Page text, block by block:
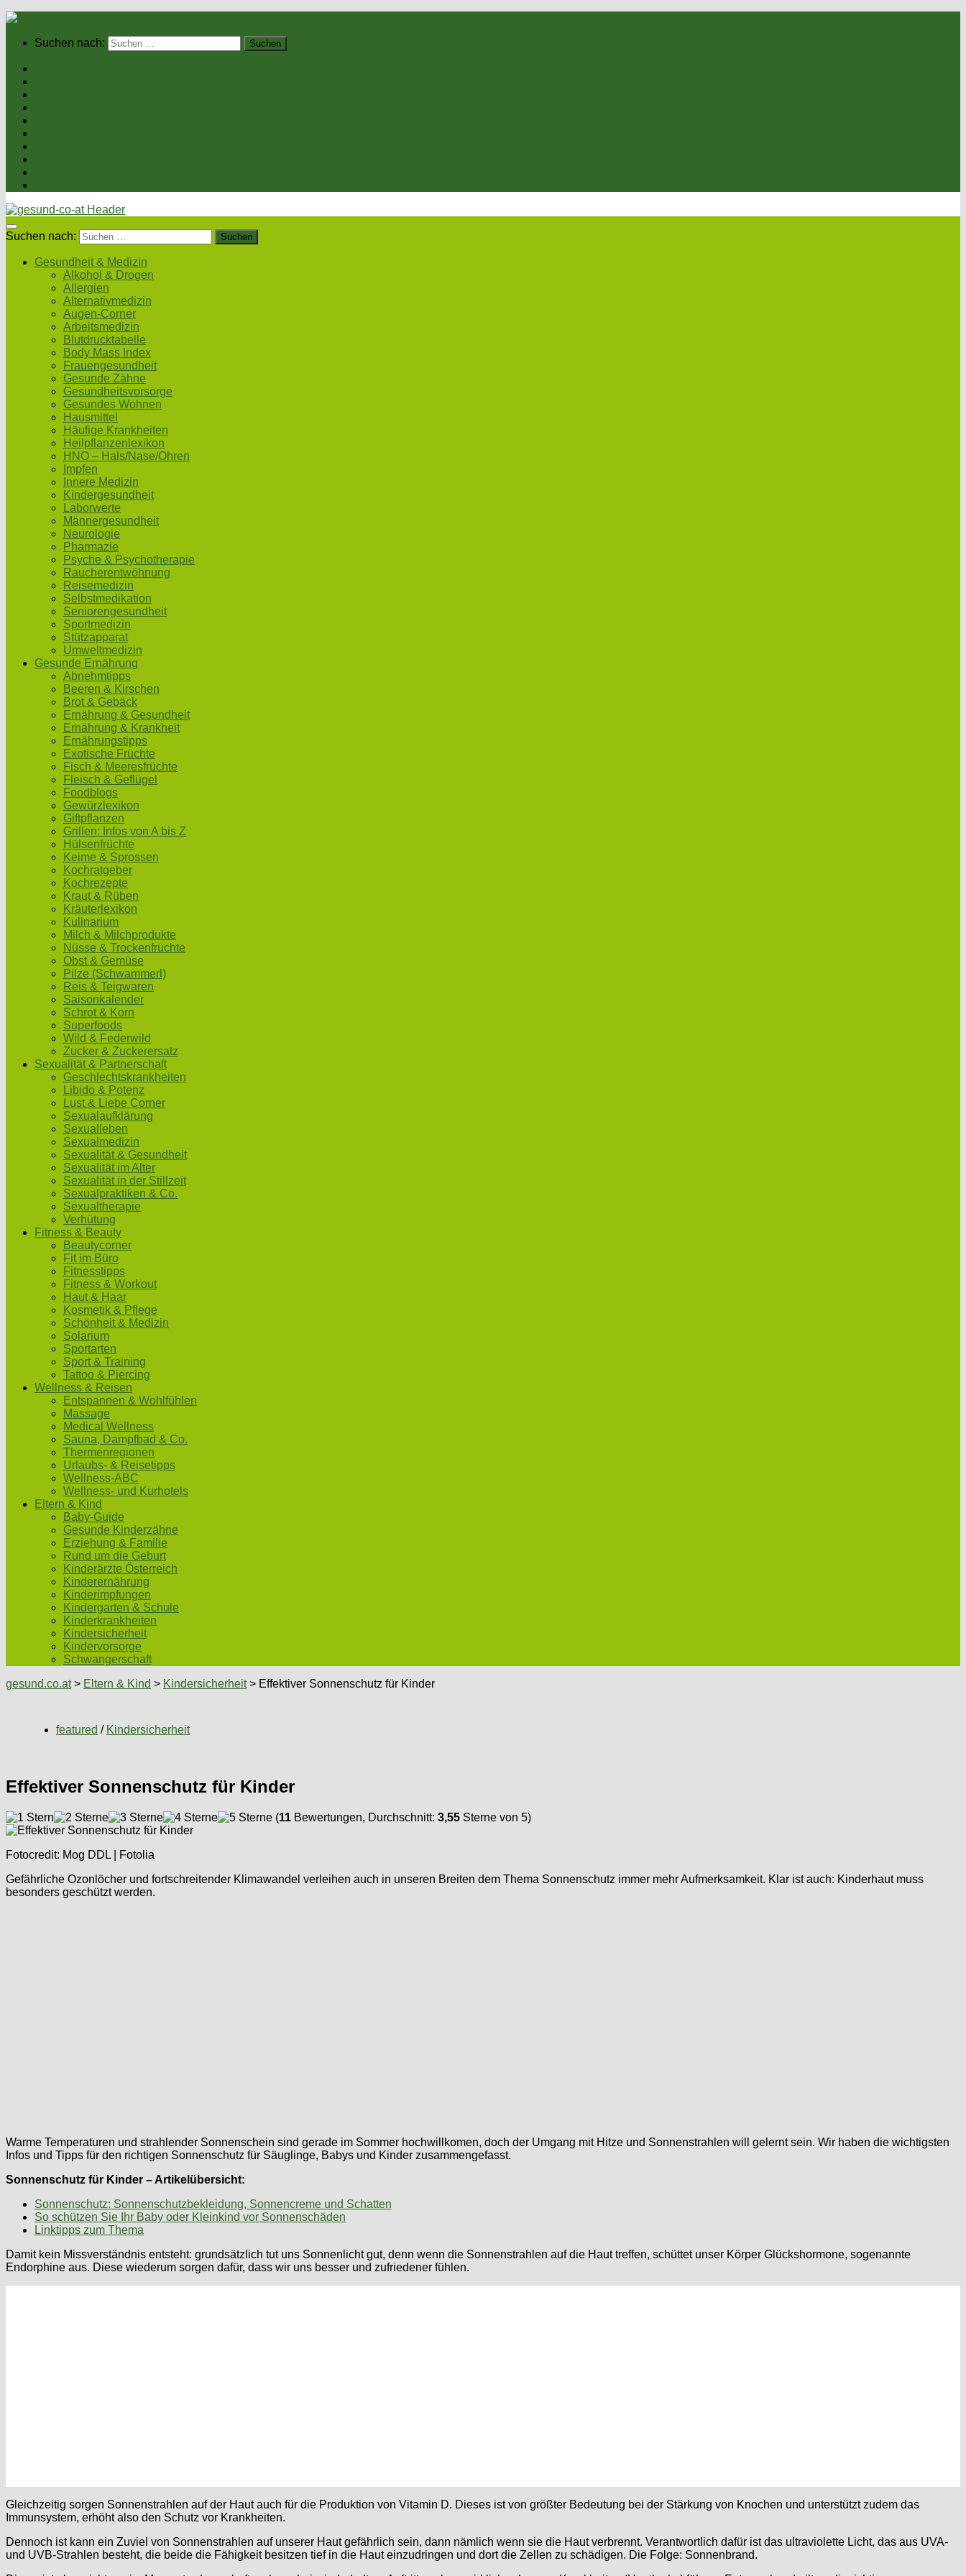
Suchen nach:
Suchen nach:
Gesundheit & Medizin
Alkohol & Drogen
Allergien
Alternativmedizin
Augen-Corner
Arbeitsmedizin
Blutdrucktabelle
Body Mass Index
Frauengesundheit
Gesunde Zähne
Gesundheitsvorsorge
Gesundes Wohnen
Hausmittel
Häufige Krankheiten
Heilpflanzenlexikon
HNO – Hals/Nase/Ohren
Impfen
Innere Medizin
Kindergesundheit
Laborwerte
Männergesundheit
Neurologie
Pharmazie
Psyche & Psychotherapie
Raucherentwöhnung
Reisemedizin
Selbstmedikation
Seniorengesundheit
Sportmedizin
Stützapparat
Umweltmedizin
Gesunde Ernährung
Abnehmtipps
Beeren & Kirschen
Brot & Gebäck
Ernährung & Gesundheit
Ernährung & Krankheit
Ernährungstipps
Exotische Früchte
Fisch & Meeresfrüchte
Fleisch & Geflügel
Foodblogs
Gewürzlexikon
Giftpflanzen
Grillen: Infos von A bis Z
Hülsenfrüchte
Keime & Sprossen
Kochratgeber
Kochrezepte
Kraut & Rüben
Kräuterlexikon
Kulinarium
Milch & Milchprodukte
Nüsse & Trockenfrüchte
Obst & Gemüse
Pilze (Schwammerl)
Reis & Teigwaren
Saisonkalender
Schrot & Korn
Superfoods
Wild & Federwild
Zucker & Zuckerersatz
Sexualität & Partnerschaft
Geschlechtskrankheiten
Libido & Potenz
Lust & Liebe Corner
Sexualaufklärung
Sexualleben
Sexualmedizin
Sexualität & Gesundheit
Sexualität im Alter
Sexualität in der Stillzeit
Sexualpraktiken & Co.
Sexualtherapie
Verhütung
Fitness & Beauty
Beautycorner
Fit im Büro
Fitnesstipps
Fitness & Workout
Haut & Haar
Kosmetik & Pflege
Schönheit & Medizin
Solarium
Sportarten
Sport & Training
Tattoo & Piercing
Wellness & Reisen
Entspannen & Wohlfühlen
Massage
Medical Wellness
Sauna, Dampfbad & Co.
Thermenregionen
Urlaubs- & Reisetipps
Wellness-ABC
Wellness- und Kurhotels
Eltern & Kind
Baby-Guide
Gesunde Kinderzähne
Erziehung & Familie
Rund um die Geburt
Kinderärzte Österreich
Kinderernährung
Kinderimpfungen
Kindergarten & Schule
Kinderkrankheiten
Kindersicherheit
Kindervorsorge
Schwangerschaft
gesund.co.at> Eltern & Kind > Kindersicherheit> Effektiver Sonnenschutz für Kinder
featured / Kindersicherheit
Effektiver Sonnenschutz für Kinder
(11 Bewertungen, Durchschnitt: 3,55 Sterne von 5)
Fotocredit: Mog DDL | Fotolia
Gefährliche Ozonlöcher und fortschreitender Klimawandel verleihen auch in unseren Breiten dem Thema Sonnenschutz immer mehr Aufmerksamkeit. Klar ist auch: Kinderhaut muss
besonders geschützt werden.
Warme Temperaturen und strahlender Sonnenschein sind gerade im Sommer hochwillkomen, doch der Umgang mit Hitze und Sonnenstrahlen will gelernt sein. Wir haben die wichtigsten
Infos und Tipps für den richtigen Sonnenschutz für Säuglinge, Babys und Kinder zusammengefasst.
Sonnenschutz für Kinder – Artikelübersicht:
Sonnenschutz: Sonnenschutzbekleidung, Sonnencreme und Schatten
So schützen Sie Ihr Baby oder Kleinkind vor Sonnenschäden
Linktipps zum Thema
Damit kein Missverständnis entsteht: grundsätzlich tut uns Sonnenlicht gut, denn wenn die Sonnenstrahlen auf die Haut treffen, schüttet unser Körper Glückshormone, sogenannte
Endorphine aus. Diese wiederum sorgen dafür, dass wir uns besser und zufriedener fühlen.
Gleichzeitig sorgen Sonnenstrahlen auf der Haut auch für die Produktion von Vitamin D. Dieses ist von größter Bedeutung bei der Stärkung von Knochen und unterstützt zudem das
Immunsystem, erhöht also den Schutz vor Krankheiten.
Dennoch ist kann ein Zuviel von Sonnenstrahlen auf unserer Haut gefährlich sein, dann nämlich wenn sie die Haut verbrennt. Verantwortlich dafür ist das ultraviolette Licht, das aus UVA-
und UVB-Strahlen besteht, die beide die Fähigkeit besitzen tief in die Haut einzudringen und dort die Zellen zu schädigen. Die Folge: Sonnenbrand.